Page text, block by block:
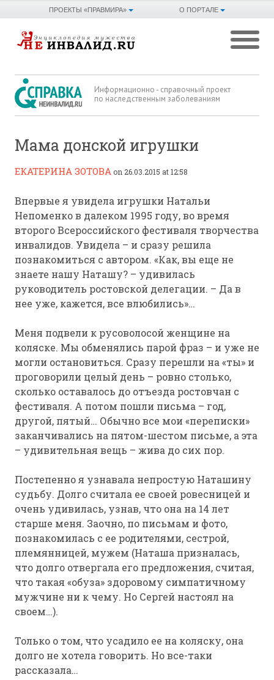
О ПОРТАЛЕ
ПРОЕКТЫ «ПРАВМИРА»
Информационно - справочный проект
по наследственным заболеваниям
Мама донской игрушки
ЕКАТЕРИНА ЗОТОВАon 26.03.2015 at 12:58
Впервые я увидела игрушки Натальи
Непоменко в далеком 1995 году, во время
второго Всероссийского фестиваля творчества
инвалидов. Увидела – и сразу решила
познакомиться с автором. «Как, вы еще не
знаете нашу Наташу? – удивилась
руководитель ростовской делегации. – Да в
нее уже, кажется, все влюбились»…
Меня подвели к русоволосой женщине на
коляске. Мы обменялись парой фраз – и уже не
могли остановиться. Сразу перешли на «ты» и
проговорили целый день – ровно столько,
сколько оставалось до отъезда ростовчан с
фестиваля. А потом пошли письма – год,
другой, пятый… Обычно все мои «переписки»
заканчивались на пятом-шестом письме, а эта
– удивительная вещь – жива до сих пор.
Постепенно я узнавала непростую Наташину
судьбу. Долго считала ее своей ровесницей и
очень удивилась, узнав, что она на 14 лет
старше меня. Заочно, по письмам и фото,
познакомилась с ее родителями, сестрой,
племянницей, мужем (Наташа призналась,
что долго отвергала его предложения, считая,
что такая «обуза» здоровому симпатичному
мужчине ни к чему. Но Сергей настоял на
своем…).
Только о том, что усадило ее на коляску, она
долго не хотела говорить. Но все-таки
рассказала…